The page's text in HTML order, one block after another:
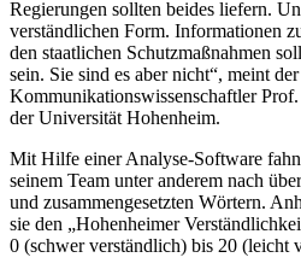
Regierungen sollten beides liefern.
verständlichen Form. Informationen
den staatlichen Schutzmaßnahmen
sein. Sie sind es aber nicht“, meint der
Kommunikationswissenschaftler
der Universität Hohenheim.
Mit Hilfe einer Analyse-Software
seinem Team unter anderem nach
und zusammengesetzten Wörtern.
sie den „Hohenheimer
0 (schwer verständlich) bis 20 (leicht